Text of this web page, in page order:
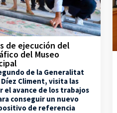
de ejecución del
del Museo
de la Generalitat
Climent, visita las
el avance de los trabajos
conseguir un nuevo
de referencia